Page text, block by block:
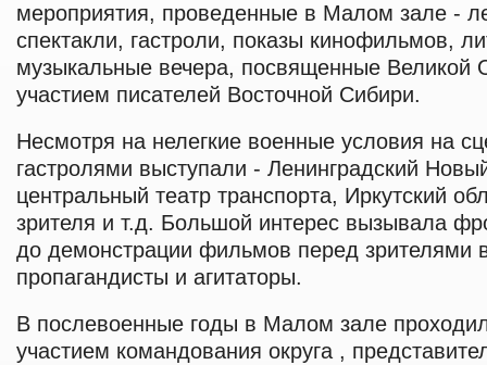
мероприятия, проведенные в Малом зале -
спектакли, гастроли, показы кинофильмов,
музыкальные вечера, посвященные Великой
участием писателей Восточной Сибири.
Несмотря на нелегкие военные условия на
гастролями выступали - Ленинградский
центральный театр транспорта, Иркутский
зрителя и т.д. Большой интерес вызывала
до демонстрации фильмов перед зрителями
пропагандисты и агитаторы.
В послевоенные годы в Малом зале
участием командования округа ,